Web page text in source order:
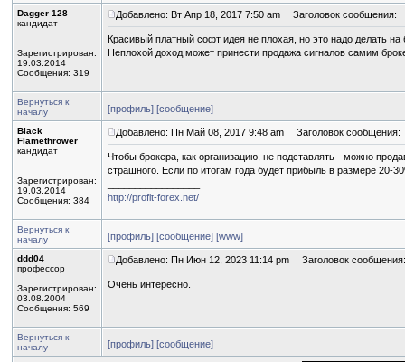
Dagger 128
кандидат
Зарегистрирован:
19.03.2014
Сообщения: 319
Добавлено: Вт Апр 18, 2017 7:50 am Заголовок сообщения:
Красивый платный софт идея не плохая, но это надо делать
Неплохой доход может принести продажа сигналов самим
Вернуться к
началу
[профиль] [сообщение]
Black
Flamethrower
кандидат
Зарегистрирован:
19.03.2014
Сообщения: 384
Добавлено: Пн Май 08, 2017 9:48 am Заголовок сообщения:
Чтобы брокера, как организацию, не подставлять - можно
страшного. Если по итогам года будет прибыль в размере 20-
http://profit-forex.net/
Вернуться к
началу
[профиль] [сообщение] [www]
ddd04
профессор
Зарегистрирован:
03.08.2004
Сообщения: 569
Добавлено: Пн Июн 12, 2023 11:14 pm Заголовок сообщения:
Очень интересно.
Вернуться к
началу
[профиль] [сообщение]